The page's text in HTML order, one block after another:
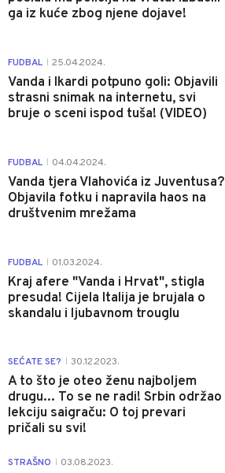
ga iz kuće zbog njene dojave!
FUDBAL 25.04.2024.
Vanda i Ikardi potpuno goli: Objavili
strasni snimak na internetu, svi
bruje o sceni ispod tuša! (VIDEO)
FUDBAL 04.04.2024.
Vanda tjera Vlahovića iz Juventusa?
Objavila fotku i napravila haos na
društvenim mrežama
FUDBAL 01.03.2024.
Kraj afere "Vanda i Hrvat", stigla
presuda! Cijela Italija je brujala o
skandalu i ljubavnom trouglu
SEĆATE SE? 30.12.2023.
A to što je oteo ženu najboljem
drugu... To se ne radi! Srbin održao
lekciju saigraču: O toj prevari
pričali su svi!
STRAŠNO 03.08.2023.